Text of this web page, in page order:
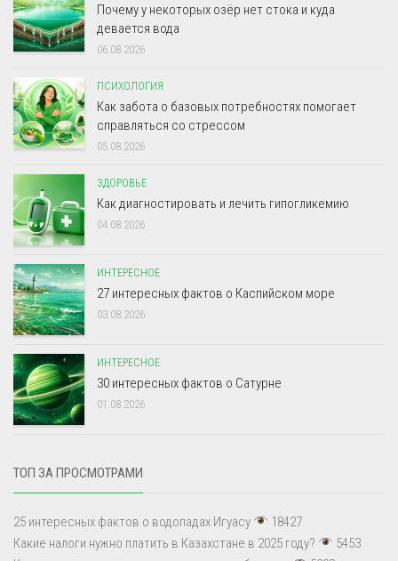
Почему у некоторых озёр нет стока и куда
девается вода
06.08.2026
ПСИХОЛОГИЯ
Как забота о базовых потребностях помогает
справляться со стрессом
05.08.2026
ЗДОРОВЬЕ
Как диагностировать и лечить гипогликемию
04.08.2026
ИНТЕРЕСНОЕ
27 интересных фактов о Каспийском море
03.08.2026
ИНТЕРЕСНОЕ
30 интересных фактов о Сатурне
01.08.2026
ТОП ЗА ПРОСМОТРАМИ
25 интересных фактов о водопадах Игуасу
18427
Какие налоги нужно платить в Казахстане в 2025 году?
5453